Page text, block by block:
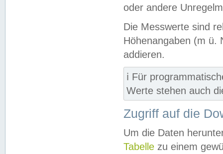
oder andere
Die Messwerte sind
Höhenangaben (m ü.
addieren.
ℹ️ Für
Werte stehen auch
Zugriff auf die
Um die Daten
Tabelle zu einem